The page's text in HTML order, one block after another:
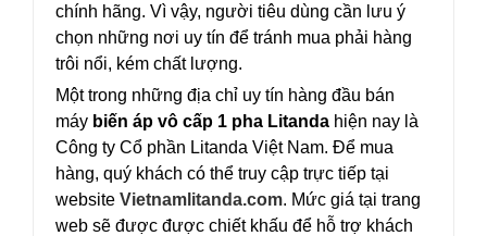
chính hãng. Vì vậy, người tiêu dùng cần lưu ý
chọn những nơi uy tín để tránh mua phải hàng
trôi nổi, kém chất lượng.
Một trong những địa chỉ uy tín hàng đầu bán
máy biến áp vô cấp 1 pha Litanda hiện nay là
Công ty Cổ phần Litanda Việt Nam. Để mua
hàng, quý khách có thể truy cập trực tiếp tại
website Vietnamlitanda.com. Mức giá tại trang
web sẽ được được chiết khấu để hỗ trợ khách